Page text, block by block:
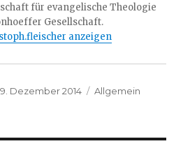
für evangelische Theologie
Gesellschaft.
anzeigen
Dezember 2014 Kategorien
Allgemein